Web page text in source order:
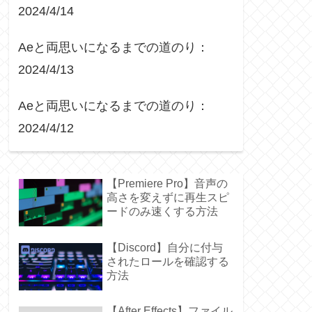
2024/4/14
Aeと両思いになるまでの道のり：
2024/4/13
Aeと両思いになるまでの道のり：
2024/4/12
【Premiere Pro】音声の
高さを変えずに再生スピ
ードのみ速くする方法
【Discord】自分に付与
されたロールを確認する
方法